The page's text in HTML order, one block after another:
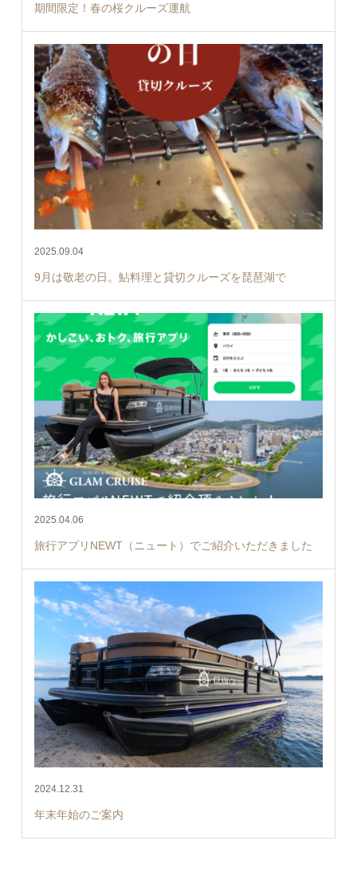
期間限定！春の桜クルーズ運航
2025.09.04
9月は敬老の日。鮎料理と貸切クルーズを琵琶湖で
2025.04.06
旅行アプリNEWT（ニュート）でご紹介いただきました
2024.12.31
年末年始のご案内